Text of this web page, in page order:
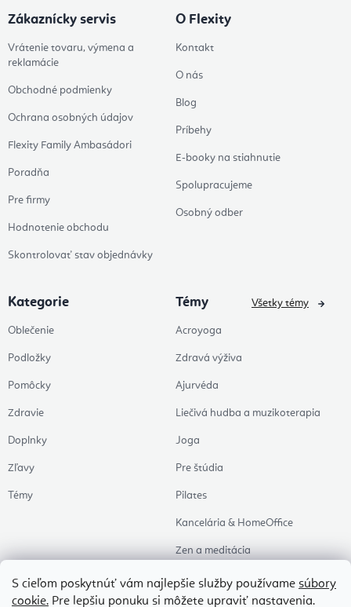
S cieľom poskytnúť vám najlepšie služby používame súbory
cookie. Pre lepšiu ponuku si môžete upraviť nastavenia.
Zákaznícky servis
Vrátenie tovaru, výmena a
reklamácie
Obchodné podmienky
Ochrana osobných údajov
Flexity Family Ambasádori
Poradňa
Pre firmy
Hodnotenie obchodu
Skontrolovať stav objednávky
O Flexity
Kontakt
O nás
Blog
Príbehy
E-booky na stiahnutie
Spolupracujeme
Osobný odber
Kategorie
Oblečenie
Podložky
Pomôcky
Zdravie
Doplnky
Zľavy
Témy
Témy
Acroyoga
Zdravá výživa
Ajurvéda
Liečivá hudba a muzikoterapia
Joga
Pre štúdia
Pilates
Kancelária & HomeOffice
Zen a meditácia
Aromaterapia
Všetky témy